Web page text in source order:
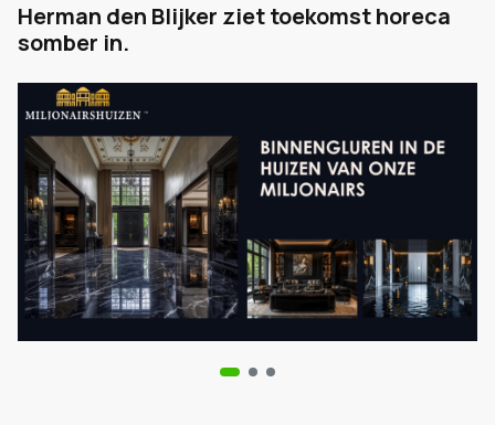
Herman den Blijker ziet toekomst horeca
somber in.